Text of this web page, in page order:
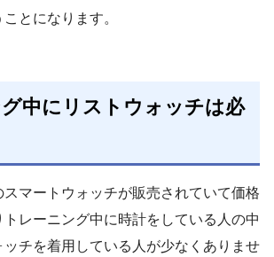
とになります。
グ中にリストウォッチは必
マートウォッチが販売されていて価格
トレーニング中に時計をしている人の中
ッチを着用している人が少なくありませ